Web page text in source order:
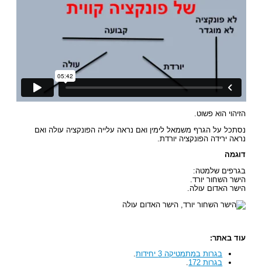
הזיהוי הוא פשוט.
נסתכל על הגרף משמאל לימין ואם נראה עלייה הפונקציה עולה ואם
נראה ירידה הפונקציה יורדת.
דוגמה
בגרפים שלמטה:
הישר השחור יורד.
הישר האדום עולה.
עוד באתר:
בגרות במתמטיקה 3 יחידות
.
בגרות 172
.